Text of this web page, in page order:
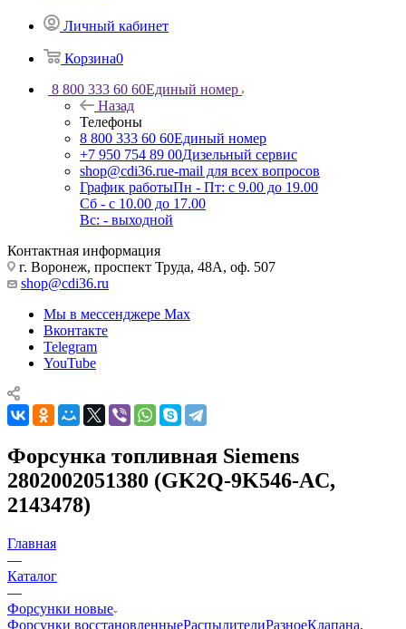
Личный кабинет
Корзина0
8 800 333 60 60Единый номер
Назад
Телефоны
8 800 333 60 60Единый номер
+7 950 754 89 00Дизельный сервис
shop@cdi36.rue-mail для всех вопросов
График работыПн - Пт: с 9.00 до 19.00
Сб - с 10.00 до 17.00
Вс: - выходной
Контактная информация
г. Воронеж, проспект Труда, 48А, оф. 507
shop@cdi36.ru
Мы в мессенджере Max
Вконтакте
Telegram
YouTube
Форсунка топливная Siemens
2802002051380 (GK2Q-9K546-AC,
2143478)
Главная
—
Каталог
—
Форсунки новые
Форсунки восстановленныеРаспылителиРазноеКлапана,